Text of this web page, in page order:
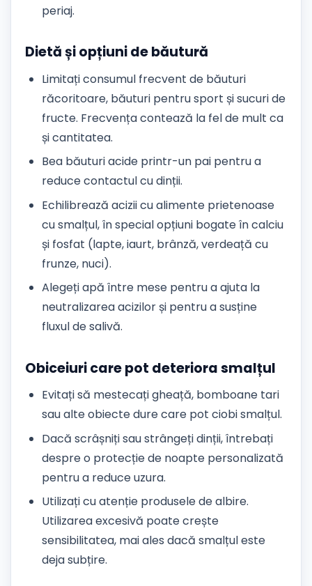
periaj.
Dietă și opțiuni de băutură
Limitați consumul frecvent de băuturi
răcoritoare, băuturi pentru sport și sucuri de
fructe. Frecvența contează la fel de mult ca
și cantitatea.
Bea băuturi acide printr-un pai pentru a
reduce contactul cu dinții.
Echilibrează acizii cu alimente prietenoase
cu smalțul, în special opțiuni bogate în calciu
și fosfat (lapte, iaurt, brânză, verdeață cu
frunze, nuci).
Alegeți apă între mese pentru a ajuta la
neutralizarea acizilor și pentru a susține
fluxul de salivă.
Obiceiuri care pot deteriora smalțul
Evitați să mestecați gheață, bomboane tari
sau alte obiecte dure care pot ciobi smalțul.
Dacă scrâșniți sau strângeți dinții, întrebați
despre o protecție de noapte personalizată
pentru a reduce uzura.
Utilizați cu atenție produsele de albire.
Utilizarea excesivă poate crește
sensibilitatea, mai ales dacă smalțul este
deja subțire.